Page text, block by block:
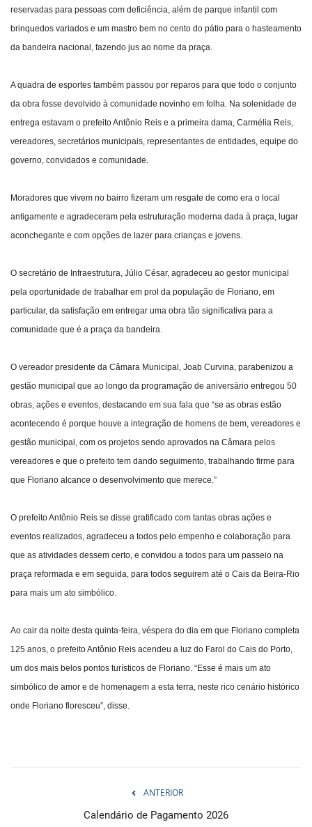
reservadas para pessoas com deficiência, além de parque infantil com
brinquedos variados e um mastro bem no cento do pátio para o hasteamento
da bandeira nacional, fazendo jus ao nome da praça.
A quadra de esportes também passou por reparos para que todo o conjunto
da obra fosse devolvido à comunidade novinho em folha. Na solenidade de
entrega estavam o prefeito Antônio Reis e a primeira dama, Carmélia Reis,
vereadores, secretários municipais, representantes de entidades, equipe do
governo, convidados e comunidade.
Moradores que vivem no bairro fizeram um resgate de como era o local
antigamente e agradeceram pela estruturação moderna dada à praça, lugar
aconchegante e com opções de lazer para crianças e jovens.
O secretário de Infraestrutura, Júlio César, agradeceu ao gestor municipal
pela oportunidade de trabalhar em prol da população de Floriano, em
particular, da satisfação em entregar uma obra tão significativa para a
comunidade que é a praça da bandeira.
O vereador presidente da Câmara Municipal, Joab Curvina, parabenizou a
gestão municipal que ao longo da programação de aniversário entregou 50
obras, ações e eventos, destacando em sua fala que “se as obras estão
acontecendo é porque houve a integração de homens de bem, vereadores e
gestão municipal, com os projetos sendo aprovados na Câmara pelos
vereadores e que o prefeito tem dando seguimento, trabalhando firme para
que Floriano alcance o desenvolvimento que merece.”
O prefeito Antônio Reis se disse gratificado com tantas obras ações e
eventos realizados, agradeceu a todos pelo empenho e colaboração para
que as atividades dessem certo, e convidou a todos para um passeio na
praça reformada e em seguida, para todos seguirem até o Cais da Beira-Rio
para mais um ato simbólico.
Ao cair da noite desta quinta-feira, véspera do dia em que Floriano completa
125 anos, o prefeito Antônio Reis acendeu a luz do Farol do Cais do Porto,
um dos mais belos pontos turísticos de Floriano. “Esse é mais um ato
simbólico de amor e de homenagem a esta terra, neste rico cenário histórico
onde Floriano floresceu”, disse.
ANTERIOR
Calendário de Pagamento 2026